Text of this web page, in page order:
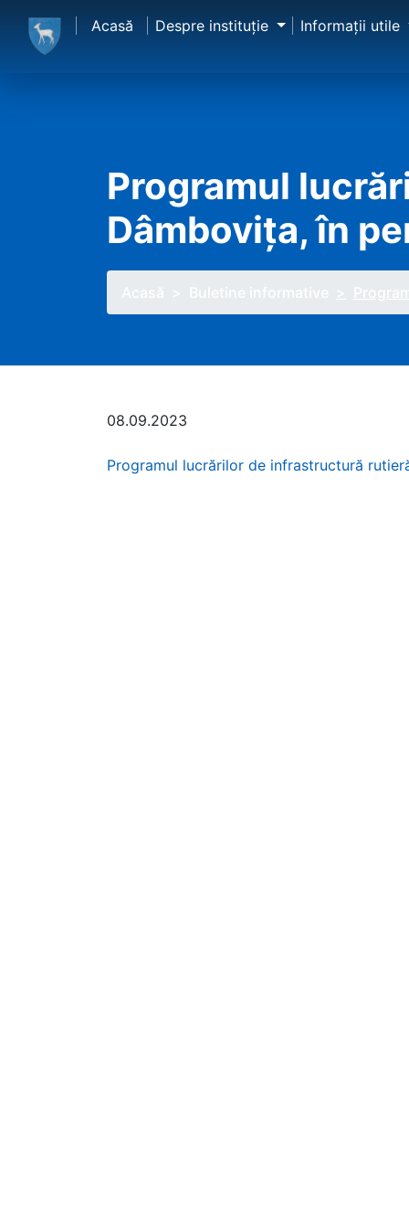
Acasă Despre instituţie Informaţii utile
Programul
Dâmbovița, în
08.09.2023
Programul lucrărilor de infrastructură